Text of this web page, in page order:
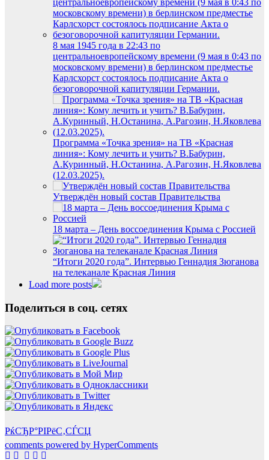
8 мая 1945 года в 22:43 по
центральноевропейскому времени (9 мая в 0:43 по
московскому времени) в берлинском предместье
Карлсхорст состоялось подписание Акта о
безоговорочной капитуляции Германии.
Программа «Точка зрения» на ТВ «Красная
линия»: Кому лечить и учить? В.Бабурин,
А.Куринный, Н.Останина, А.Рагозин, Н.Яковлева
(12.03.2025).
Утверждён новый состав Правительства
18 марта – День воссоединения Крыма с Россией
“Итоги 2020 года”. Интервью Геннадия Зюганова
на телеканале Красная Линия
Load more posts
Поделиться в соц. сетях
РќСЂР°РІРёС‚СЃСЏ
comments powered by HyperComments